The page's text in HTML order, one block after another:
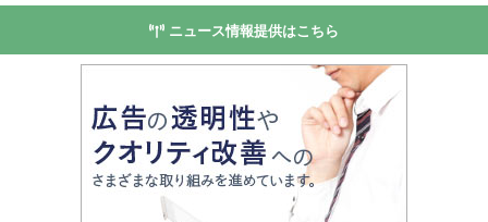
ニュース情報提供はこちら